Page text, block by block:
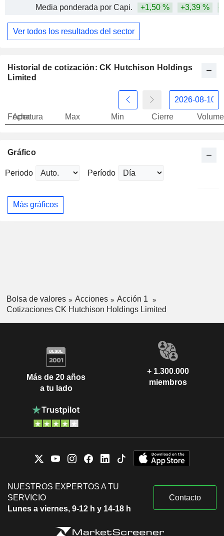
Media ponderada por Capi. +1,50 % +3,39 %
Ver todos los resultados del sector
Historial de cotización: CK Hutchison Holdings
Limited
Fecha
Apertura Max Min Cierre
Gráfico
Periodo Período
Más gráficos
Bolsa de valores Acciones
Acción 1
Cotizaciones CK Hutchison Holdings Limited
Más de 20 años
a tu lado
+ 1.300.000
miembros
NUESTROS EXPERTOS A TU
SERVICIO
Lunes a viernes, 9-12 h y 14-18 h
Contacto